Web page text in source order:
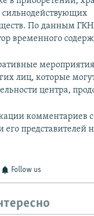
сильнодействующих
По данным
временного
лиц, которые
центра,
комментариев
представителей
Follow us